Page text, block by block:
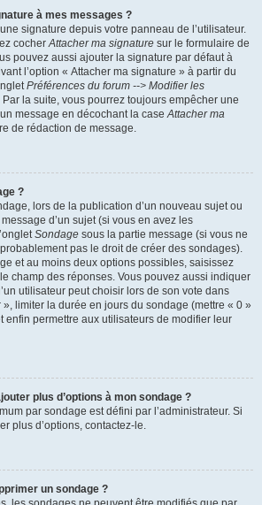
à mes messages ?
signature depuis votre panneau de l’utilisateur.
cocherAttacher ma signature sur le formulaire de
pouvez aussi ajouter la signature par défaut à
l’option « Attacher ma signature » à partir du
Préférences du forum --> Modifier les
Par la suite, vous pourrez toujours empêcher une
message en décochant la caseAttacher ma
de rédaction de message.
?
lors de la publication d’un nouveau sujet ou
d’un sujet (si vous en avez les
Sondage sous la partie message (si vous ne
pas le droit de créer des sondages).
et au moins deux options possibles, saisissez
champ des réponses. Vous pouvez aussi indiquer
utilisateur peut choisir lors de son vote dans
», limiter la durée en jours du sondage (mettre « 0 »
enfin permettre aux utilisateurs de modifier leur
plus d’options à mon sondage ?
par sondage est défini par l’administrateur. Si
plus d’options, contactez-le.
un sondage ?